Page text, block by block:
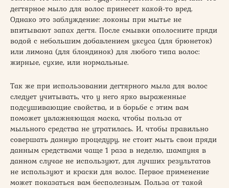
дегтярное мыло для волос принесет какой-то вред.
Однако это заблуждение: локоны при мытье не
впитывают запах дегтя. После смывки ополосните пряди
водой с небольшим добавлением уксуса (для брюнеток)
или лимона (для блондинок) для любого типа волос:
жирные, сухие, или нормальные.
Так же при использовании дегтярного мыла для волос
следует учитывать, что у него ярко выраженные
подсушивающие свойства, и в борьбе с этим вам
поможет увлажняющая маска, чтобы польза от
мыльного средства не утратилась. И, чтобы правильно
совершать данную процедуру, не стоит мыть свои пряди
данным средствами чаще 1 раза в неделю, шампуня в
данном случае не используют, для лучших результатов
не используют и краски для волос. Первое применение
может показаться вам бесполезным. Польза от такой